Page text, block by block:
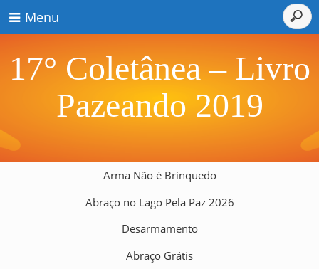
Menu
17° Coletânea – Livro
Pazeando 2019
Arma Não é Brinquedo
Abraço no Lago Pela Paz 2026
Desarmamento
Abraço Grátis